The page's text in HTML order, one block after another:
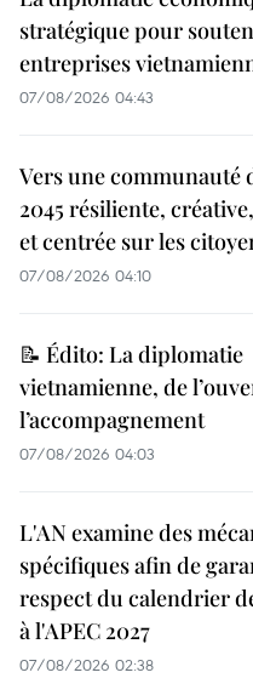
stratégique pour
entreprises
07/08/2026 04:43
Vers une communauté
2045 résiliente,
et centrée sur les
07/08/2026 04:10
📝 Édito: La diplomatie
vietnamienne, de
l’accompagnement
07/08/2026 04:03
L'AN examine des
spécifiques afin de
respect du calendrier
à l'APEC 2027
07/08/2026 02:38